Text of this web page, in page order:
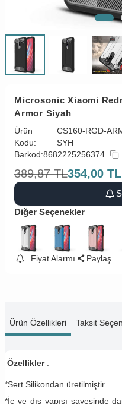
Microsonic Xiaomi
Armor Siyah
Ürün
Kodu:
CS160-RGD-
SYH
Barkod:8682225256374
389,87 TL354,00 TL
Diğer Seçenekler
Fiyat Alarmı Paylaş
Ürün Özellikleri Taksit
Özellikler :
*Sert Silikondan üretilmiştir.
*İç ve dış yapısı sayesinde